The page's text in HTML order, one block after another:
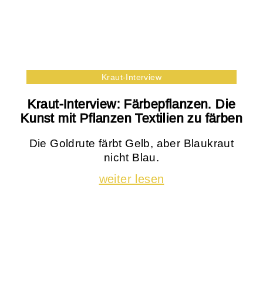
Kraut-Interview
Kraut-Interview: Färbepflanzen. Die
Kunst mit Pflanzen Textilien zu färben
Die Goldrute färbt Gelb, aber Blaukraut
nicht Blau.
weiter lesen